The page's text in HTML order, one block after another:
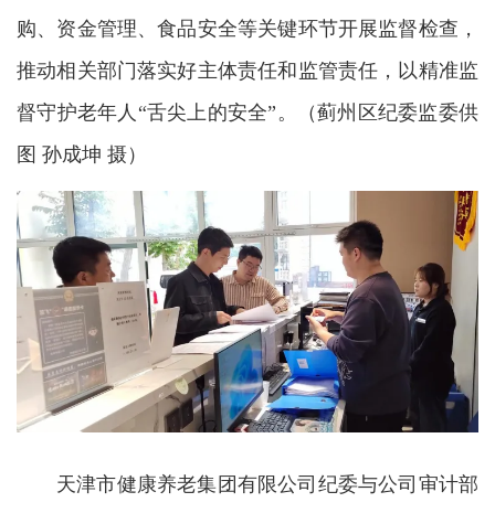
购、资金管理、食品安全等关键环节开展监督检查，
推动相关部门落实好主体责任和监管责任，以精准监
督守护老年人“舌尖上的安全”。（蓟州区纪委监委供
图 孙成坤 摄）
天津市健康养老集团有限公司纪委与公司审计部